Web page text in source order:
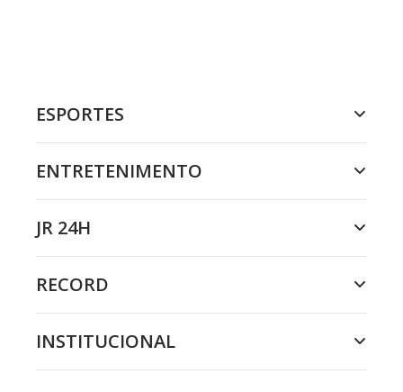
ESPORTES
ENTRETENIMENTO
JR 24H
RECORD
INSTITUCIONAL